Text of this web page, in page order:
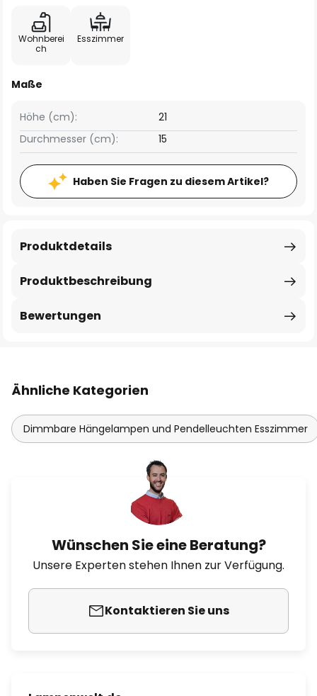
Wohnberei
ch
Esszimmer
Maße
Höhe (cm):
21
Durchmesser (cm):
15
Haben Sie Fragen zu diesem Artikel?
Produktbeschreibung
Produktdetails
Bewertungen
Ähnliche Kategorien
Dimmbare Hängelampen und Pendelleuchten Esszimmer
Wünschen Sie eine Beratung?
Unsere Experten stehen Ihnen zur Verfügung.
Kontaktieren Sie uns